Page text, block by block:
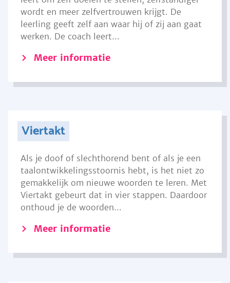
wordt en meer zelfvertrouwen krijgt. De
leerling geeft zelf aan waar hij of zij aan gaat
werken. De coach leert...
Meer informatie
Viertakt
Als je doof of slechthorend bent of als je een
taalontwikkelingsstoornis hebt, is het niet zo
gemakkelijk om nieuwe woorden te leren. Met
Viertakt gebeurt dat in vier stappen. Daardoor
onthoud je de woorden...
Meer informatie